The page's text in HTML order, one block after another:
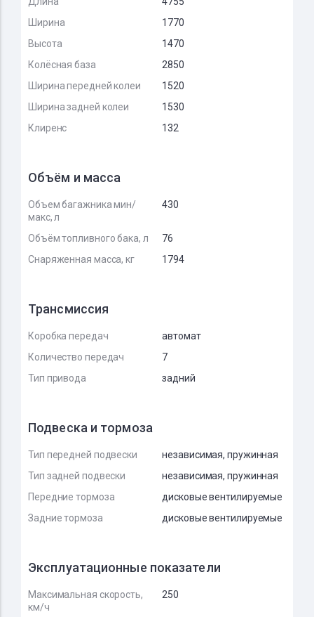
Ширина
1770
Высота
1470
Колёсная база
2850
Ширина передней колеи
1520
Ширина задней колеи
1530
Клиренс
132
Объём и масса
Объем багажника мин/
макс, л
430
Объём топливного бака, л
76
Снаряженная масса, кг
1794
Трансмиссия
Коробка передач
автомат
Количество передач
7
Тип привода
задний
Подвеска и тормоза
Тип передней подвески
независимая, пружинная
Тип задней подвески
независимая, пружинная
Передние тормоза
дисковые вентилируемые
Задние тормоза
дисковые вентилируемые
Эксплуатационные показатели
Максимальная скорость,
км/ч
250